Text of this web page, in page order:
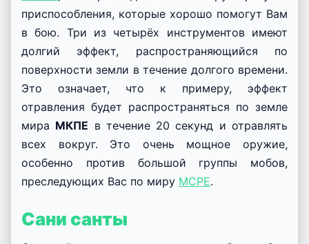
10.04.2026 Моды 0 комм.
1 мин
167 просм.
Содержание поста Развернуть
Хотите получить новое оружие с тематикой
Нового года в миреMinecraft PE? Тогда мы
представляем Вам новыймод«
Jimbo’s
Christmas Weapons» дляMinecraft Pocket
приспособления, которые хорошо помогут Вам